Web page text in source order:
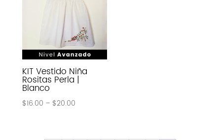
KIT Vestido Niña
Rositas Perla |
Blanco
$16.00 – $20.00